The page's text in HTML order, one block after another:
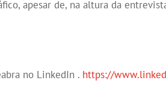
apesar de, na altura da
no LinkedIn . https://